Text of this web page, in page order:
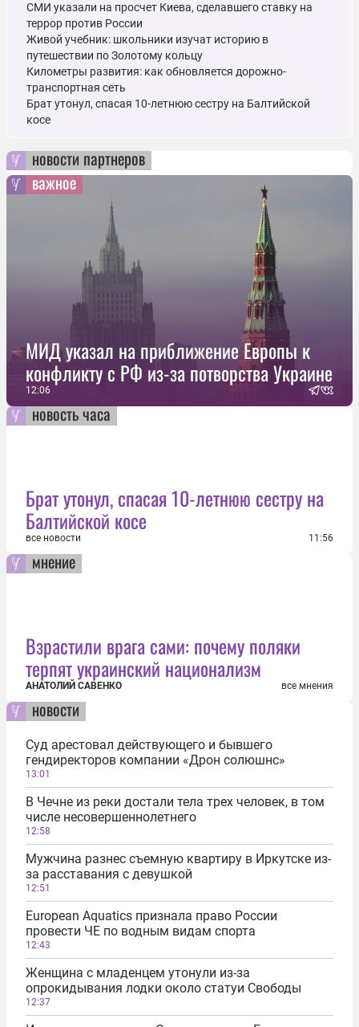
СМИ указали на просчет Киева, сделавшего ставку на
террор против России
Живой учебник: школьники изучат историю в
путешествии по Золотому кольцу
Километры развития: как обновляется дорожно-
транспортная сеть
Брат утонул, спасая 10-летнюю сестру на Балтийской
косе
новости партнеров
важное
МИД указал на приближение Европы к
конфликту с РФ из-за потворства Украине
12:06
новость часа
Брат утонул, спасая 10-летнюю сестру на
Балтийской косе
все новости 11:56
мнение
Взрастили врага сами: почему поляки
терпят украинский национализм
АНАТОЛИЙ САВЕНКО все мнения
новости
Суд арестовал действующего и бывшего
гендиректоров компании «Дрон солюшнс»
13:01
В Чечне из реки достали тела трех человек, в том
числе несовершеннолетнего
12:58
Мужчина разнес съемную квартиру в Иркутске из-
за расставания с девушкой
12:51
European Aquatics признала право России
провести ЧЕ по водным видам спорта
12:43
Женщина с младенцем утонули из-за
опрокидывания лодки около статуи Свободы
12:37